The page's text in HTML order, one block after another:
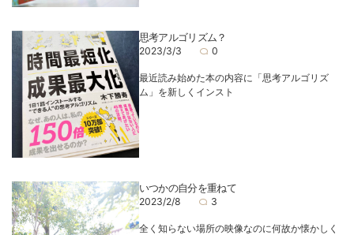
思考アルゴリズム？
2023/3/3 0
最近読み始めた本の内容に「思考アルゴリズ
ム」を新しくインスト
いつかの自分を重ねて
2023/2/8 3
全く知らない場所の映像なのに何故か懐かしく